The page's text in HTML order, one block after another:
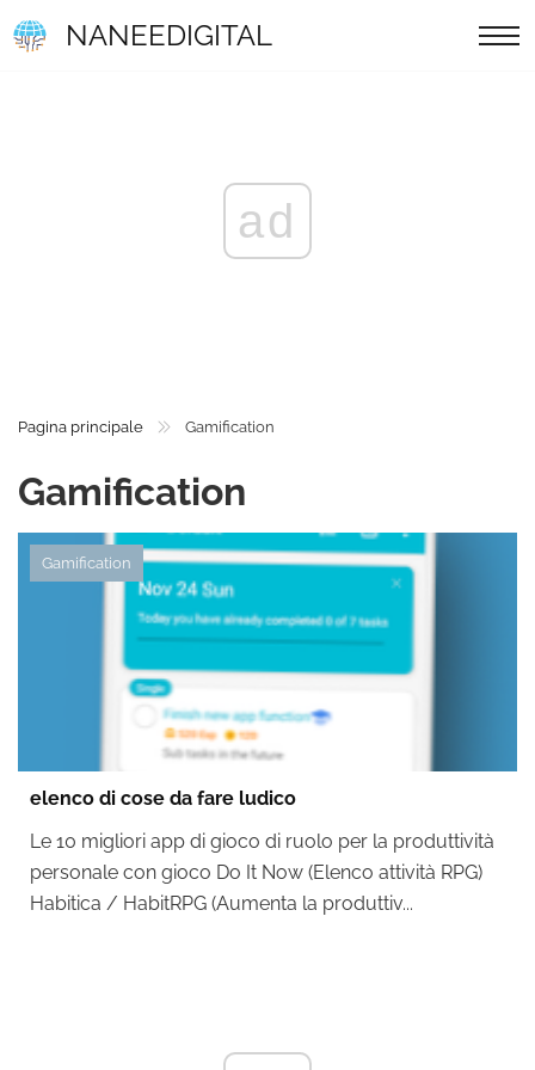
NANEEDIGITAL
ad
Pagina principale Gamification
Gamification
Gamification
elenco di cose da fare ludico
Le 10 migliori app di gioco di ruolo per la produttività
personale con gioco Do It Now (Elenco attività RPG)
Habitica / HabitRPG (Aumenta la produttiv...